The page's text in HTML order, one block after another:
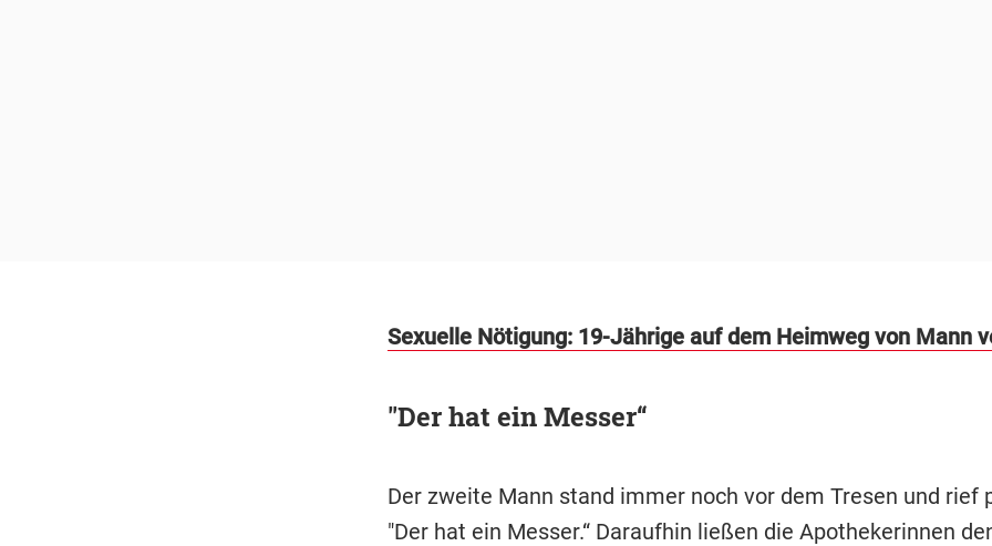
Sexuelle Nötigung: 19-Jährige auf dem Heimweg von Mann
"Der hat ein Messer“
Der zweite Mann stand immer noch vor dem Tresen und rief
"Der hat ein Messer.“ Daraufhin ließen die Apothekerinnen